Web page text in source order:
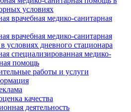
условиях
врачебная медико-санитарная
врачебная медико-санитарная
условиях дневного стационара
специализированная медико-
помощь
работы и услуги
качества
деятельность